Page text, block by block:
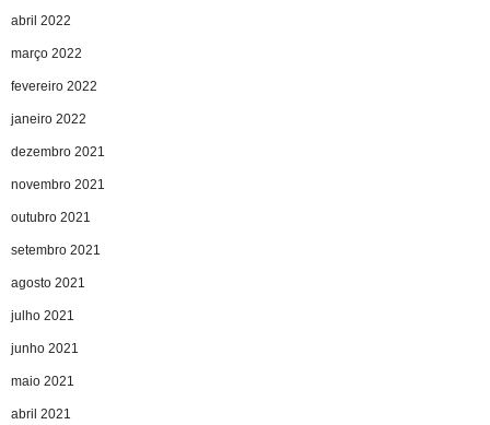
abril 2022
março 2022
fevereiro 2022
janeiro 2022
dezembro 2021
novembro 2021
outubro 2021
setembro 2021
agosto 2021
julho 2021
junho 2021
maio 2021
abril 2021